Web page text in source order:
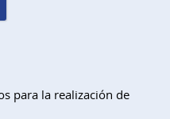
para la realización de